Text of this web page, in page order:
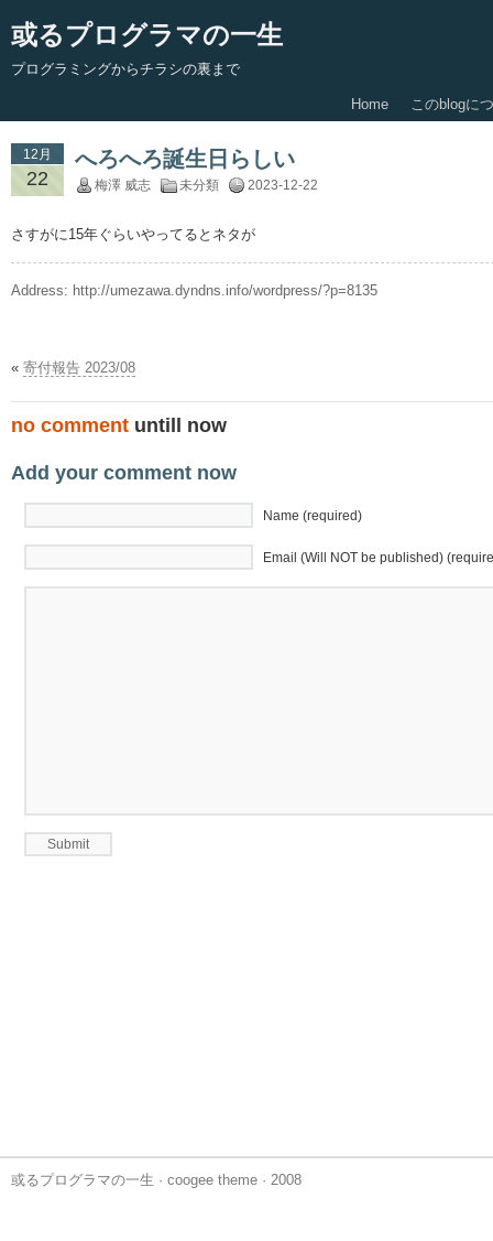
或るプログラマの一生
プログラミングからチラシの裏まで
Home このblogに
12月
22
へろへろ誕生日らしい
梅澤 威志 未分類 2023-12-22
さすがに15年ぐらいやってるとネタが
Address: http://umezawa.dyndns.info/wordpress/?p=8135
« 寄付報告 2023/08
no comment untill now
Add your comment now
Name (required)
Email (Will NOT be published)
或るプログラマの一生 · coogee theme · 2008